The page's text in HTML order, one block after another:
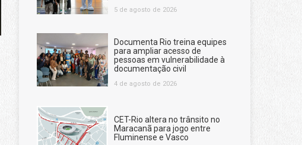
5 de agosto de 2026
Documenta Rio treina equipes
para ampliar acesso de
pessoas em vulnerabilidade à
documentação civil
4 de agosto de 2026
CET-Rio altera no trânsito no
Maracanã para jogo entre
Fluminense e Vasco